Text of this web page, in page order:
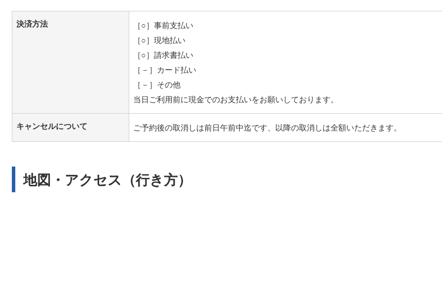
決済方法
［○］事前支払い
［○］現地払い
［○］請求書払い
［－］カード払い
［－］その他
キャンセルについて
地図・アクセス（行き方）